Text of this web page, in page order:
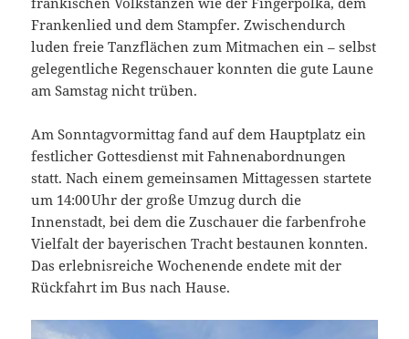
Frankenlied und dem Stampfer. Zwischendurch
luden freie Tanzflächen zum Mitmachen ein – selbst
gelegentliche Regenschauer konnten die gute Laune
am Samstag nicht trüben.
Am Sonntagvormittag fand auf dem Hauptplatz ein
festlicher Gottesdienst mit Fahnenabordnungen
statt. Nach einem gemeinsamen Mittagessen startete
um 14:00 Uhr der große Umzug durch die
Innenstadt, bei dem die Zuschauer die farbenfrohe
Vielfalt der bayerischen Tracht bestaunen konnten.
Das erlebnisreiche Wochenende endete mit der
Rückfahrt im Bus nach Hause.